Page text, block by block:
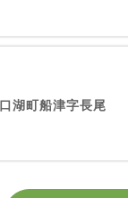
湖町船津字長尾